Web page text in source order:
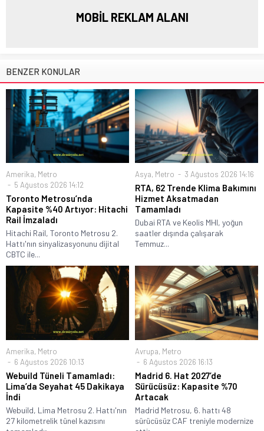
MOBİL REKLAM ALANI
BENZER KONULAR
Amerika, Metro
5 Ağustos 2026 14:12
Toronto Metrosu’nda
Kapasite %40 Artıyor: Hitachi
Rail İmzaladı
Hitachi Rail, Toronto Metrosu 2.
Hattı'nın sinyalizasyonunu dijital
CBTC ile...
Asya, Metro 3 Ağustos 2026 14:16
RTA, 62 Trende Klima Bakımını
Hizmet Aksatmadan
Tamamladı
Dubai RTA ve Keolis MHI, yoğun
saatler dışında çalışarak
Temmuz...
Amerika, Metro
6 Ağustos 2026 10:13
Webuild Tüneli Tamamladı:
Lima’da Seyahat 45 Dakikaya
İndi
Webuild, Lima Metrosu 2. Hattı'nın
27 kilometrelik tünel kazısını
Avrupa, Metro
6 Ağustos 2026 16:13
Madrid 6. Hat 2027’de
Sürücüsüz: Kapasite %70
Artacak
Madrid Metrosu, 6. hattı 48
sürücüsüz CAF treniyle modernize